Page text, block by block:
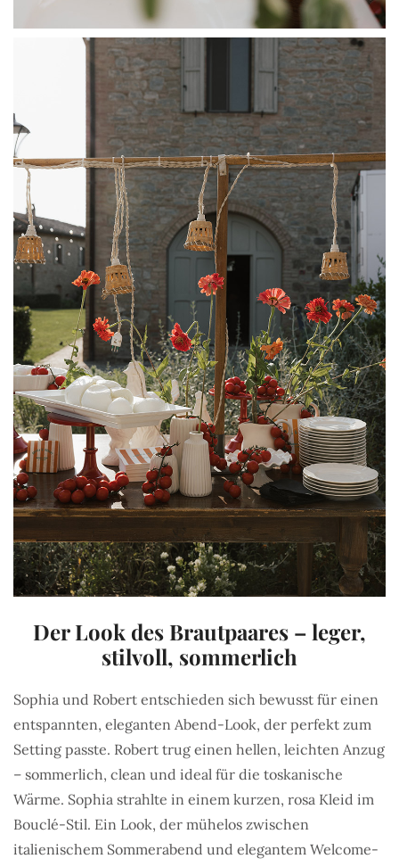
Der Look des Brautpaares – leger,
stilvoll, sommerlich
Sophia und Robert entschieden sich bewusst für einen
entspannten, eleganten Abend-Look, der perfekt zum
Setting passte. Robert trug einen hellen, leichten Anzug
– sommerlich, clean und ideal für die toskanische
Wärme. Sophia strahlte in einem kurzen, rosa Kleid im
Bouclé-Stil. Ein Look, der mühelos zwischen
italienischem Sommerabend und elegantem Welcome-